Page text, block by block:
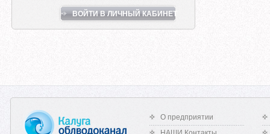
ВОЙТИ В ЛИЧНЫЙ КАБИНЕТ
О предприятии